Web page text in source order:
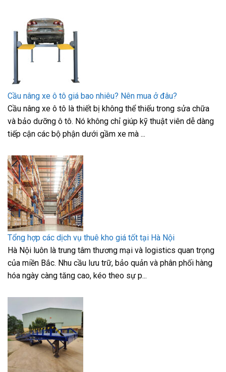
Cầu nâng xe ô tô giá bao nhiêu? Nên mua ở đâu?
Cầu nâng xe ô tô là thiết bị không thể thiếu trong sửa chữa
và bảo dưỡng ô tô. Nó không chỉ giúp kỹ thuật viên dễ dàng
tiếp cận các bộ phận dưới gầm xe mà ...
Tổng hợp các dịch vụ thuê kho giá tốt tại Hà Nội
Hà Nội luôn là trung tâm thương mại và logistics quan trọng
của miền Bắc. Nhu cầu lưu trữ, bảo quản và phân phối hàng
hóa ngày càng tăng cao, kéo theo sự p...